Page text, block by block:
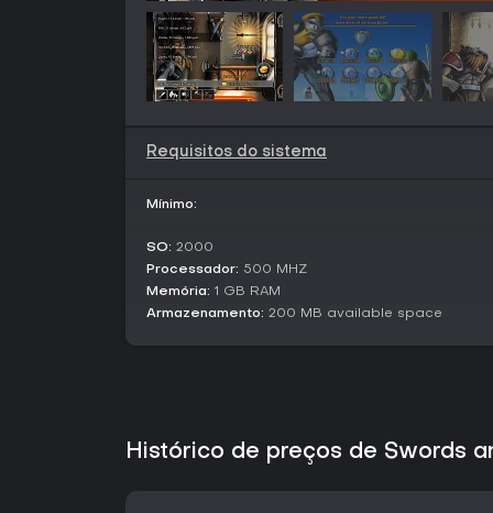
Requisitos do sistema
Mínimo:
SO: 2000
Processador: 500 MHZ
Memória: 1 GB RAM
Armazenamento: 200 MB available space
Histórico de preços de Swords